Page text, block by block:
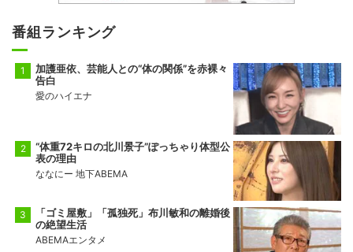
番組ランキング
加護亜依、芸能人との“体の関係”を赤裸々
告白
愛のハイエナ
“体重72キロの北川景子”ぽっちゃり体型公
表の理由
ななにー 地下ABEMA
「ゴミ屋敷」「孤独死」布川敏和の離婚後
の絶望生活
ABEMAエンタメ